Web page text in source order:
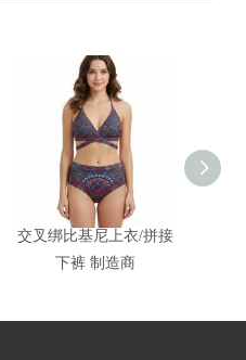
交叉绑比基尼上衣/拼接
下裤 制造商